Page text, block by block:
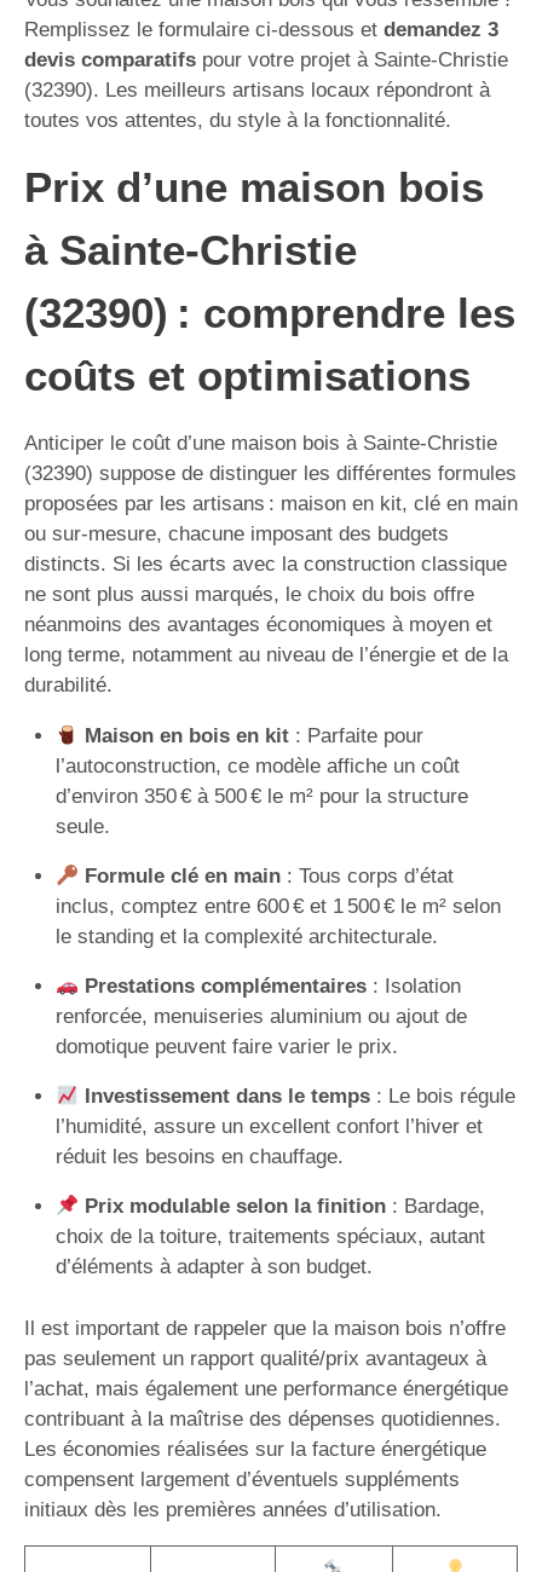
Remplissez le formulaire ci-dessous et demandez 3
devis comparatifs pour votre projet à Sainte-Christie
(32390). Les meilleurs artisans locaux répondront à
toutes vos attentes, du style à la fonctionnalité.
Prix d’une maison bois
à Sainte-Christie
(32390) : comprendre les
coûts et optimisations
Anticiper le coût d’une maison bois à Sainte-Christie
(32390) suppose de distinguer les différentes formules
proposées par les artisans : maison en kit, clé en main
ou sur-mesure, chacune imposant des budgets
distincts. Si les écarts avec la construction classique
ne sont plus aussi marqués, le choix du bois offre
néanmoins des avantages économiques à moyen et
long terme, notamment au niveau de l’énergie et de la
durabilité.
Maison en bois en kit: Parfaite pour
l’autoconstruction, ce modèle affiche un coût
d’environ 350 € à 500 € le m² pour la structure
seule.
Formule clé en main: Tous corps d’état
inclus, comptez entre 600 € et 1 500 € le m² selon
le standing et la complexité architecturale.
Prestations complémentaires: Isolation
renforcée, menuiseries aluminium ou ajout de
domotique peuvent faire varier le prix.
Investissement dans le temps: Le bois régule
l’humidité, assure un excellent confort l’hiver et
réduit les besoins en chauffage.
Prix modulable selon la finition: Bardage,
choix de la toiture, traitements spéciaux, autant
d’éléments à adapter à son budget.
Il est important de rappeler que la maison bois n’offre
pas seulement un rapport qualité/prix avantageux à
l’achat, mais également une performance énergétique
contribuant à la maîtrise des dépenses quotidiennes.
Les économies réalisées sur la facture énergétique
compensent largement d’éventuels suppléments
initiaux dès les premières années d’utilisation.